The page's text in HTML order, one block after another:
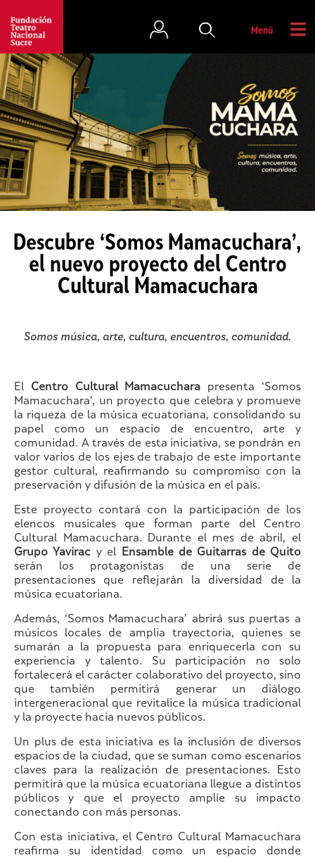
Menú
Descubre ‘Somos Mamacuchara’,
el nuevo proyecto del Centro
Cultural Mamacuchara
Somos música, arte, cultura, encuentros, comunidad.
El Centro Cultural Mamacuchara presenta ‘Somos
Mamacuchara’, un proyecto que celebra y promueve
la riqueza de la música ecuatoriana, consolidando su
papel como un espacio de encuentro, arte y
comunidad. A través de esta iniciativa, se pondrán en
valor varios de los ejes de trabajo de este importante
gestor cultural, reafirmando su compromiso con la
preservación y difusión de la música en el país.
Este proyecto contará con la participación de los
elencos musicales que forman parte del Centro
Cultural Mamacuchara. Durante el mes de abril, el
Grupo Yavirac y el Ensamble de Guitarras de Quito
serán los protagonistas de una serie de
presentaciones que reflejarán la diversidad de la
música ecuatoriana.
Además, ‘Somos Mamacuchara’ abrirá sus puertas a
músicos locales de amplia trayectoria, quienes se
sumarán a la propuesta para enriquecerla con su
experiencia y talento. Su participación no solo
fortalecerá el carácter colaborativo del proyecto, sino
que también permitirá generar un diálogo
intergeneracional que revitalice la música tradicional
y la proyecte hacia nuevos públicos.
Un plus de esta iniciativa es la inclusión de diversos
espacios de la ciudad, que se suman como escenarios
claves para la realización de presentaciones. Esto
permitirá que la música ecuatoriana llegue a distintos
públicos y que el proyecto amplíe su impacto
conectando con más personas.
Con esta iniciativa, el Centro Cultural Mamacuchara
reafirma su identidad como un espacio donde